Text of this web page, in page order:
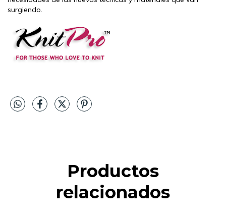
surgiendo.
Productos
relacionados